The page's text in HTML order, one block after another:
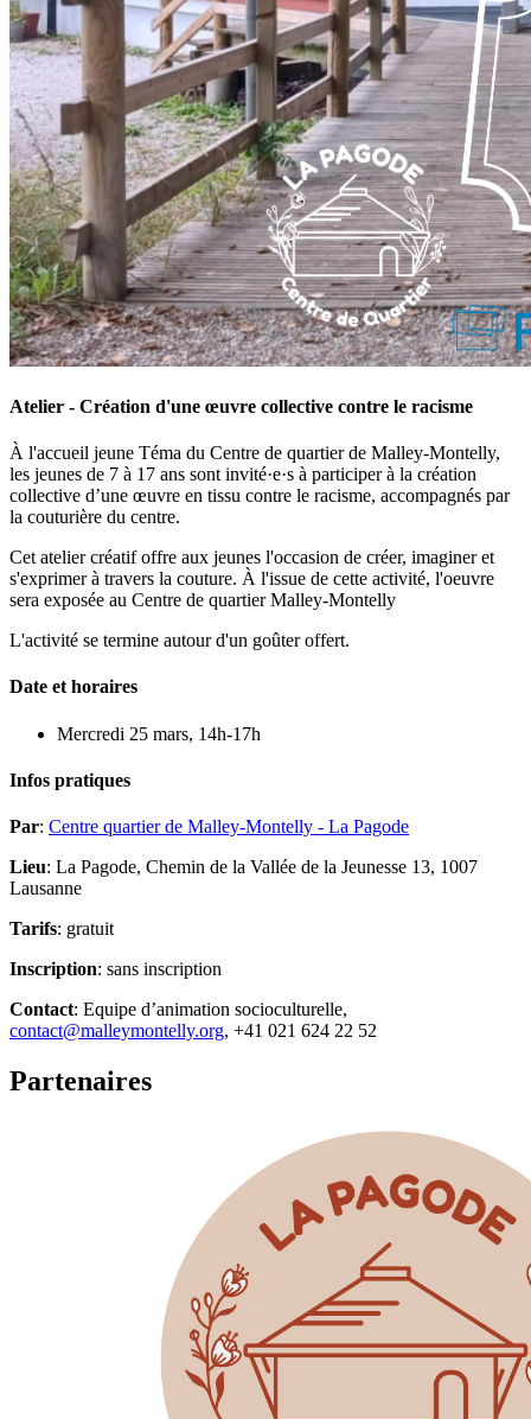
Atelier - Création d'une œuvre collective contre le racisme
À l'accueil jeune Téma du Centre de quartier de Malley-Montelly,
les jeunes de 7 à 17 ans sont invité·e·s à participer à la création
collective d’une œuvre en tissu contre le racisme, accompagnés par
la couturière du centre.
Cet atelier créatif offre aux jeunes l'occasion de créer, imaginer et
s'exprimer à travers la couture. À l'issue de cette activité, l'oeuvre
sera exposée au Centre de quartier Malley-Montelly
L'activité se termine autour d'un goûter offert.
Date et horaires
Mercredi 25 mars, 14h-17h
Infos pratiques
Par: Centre quartier de Malley-Montelly - La Pagode
Lieu: La Pagode, Chemin de la Vallée de la Jeunesse 13, 1007
Lausanne
Tarifs: gratuit
Inscription: sans inscription
Contact: Equipe d’animation socioculturelle,
contact@malleymontelly.org, +41 021 624 22 52
Partenaires